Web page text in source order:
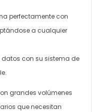
perfectamente con
a cualquier
datos con su sistema de
grandes volúmenes
que necesitan